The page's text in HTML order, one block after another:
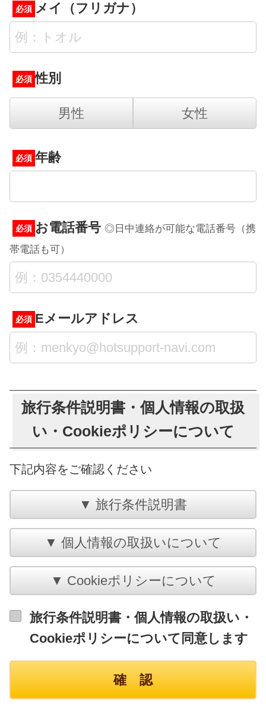
必須 メイ（フリガナ）
必須 性別
男性 女性
必須 年齢
必須 お電話番号 ◎日中連絡が可能な電話番号（携
帯電話も可）
必須 Eメールアドレス
旅行条件説明書・個人情報の取扱
い・Cookieポリシーについて
下記内容をご確認ください
旅行条件説明書・個人情報の取扱い・
Cookieポリシーについて同意します